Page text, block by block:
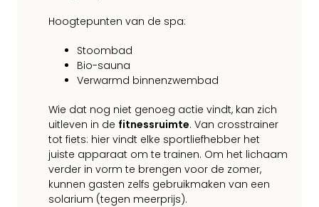
Hoogtepunten van de spa:
Stoombad
Bio-sauna
Verwarmd binnenzwembad
Wie dat nog niet genoeg actie vindt, kan zich
uitleven in de fitnessruimte. Van crosstrainer
tot fiets: hier vindt elke sportliefhebber het
juiste apparaat om te trainen. Om het lichaam
verder in vorm te brengen voor de zomer,
kunnen gasten zelfs gebruikmaken van een
solarium (tegen meerprijs).